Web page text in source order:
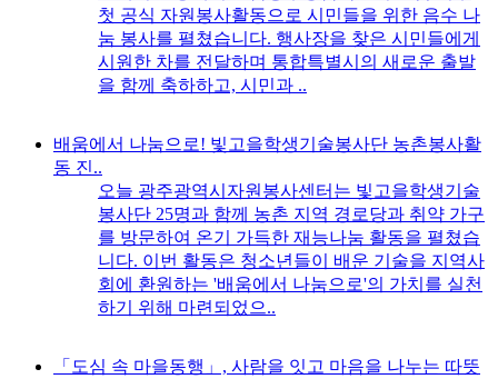
첫 공식 자원봉사활동으로 시민들을 위한 음수 나
눔 봉사를 펼쳤습니다. 행사장을 찾은 시민들에게
시원한 차를 전달하며 통합특별시의 새로운 출발
을 함께 축하하고, 시민과 ..
배움에서 나눔으로! 빛고을학생기술봉사단 농촌봉사활
동 진..
오늘 광주광역시자원봉사센터는 빛고을학생기술
봉사단 25명과 함께 농촌 지역 경로당과 취약 가구
를 방문하여 온기 가득한 재능나눔 활동을 펼쳤습
니다. 이번 활동은 청소년들이 배운 기술을 지역사
회에 환원하는 '배움에서 나눔으로'의 가치를 실천
하기 위해 마련되었으..
「도심 속 마을동행」, 사람을 잇고 마음을 나누는 따뜻